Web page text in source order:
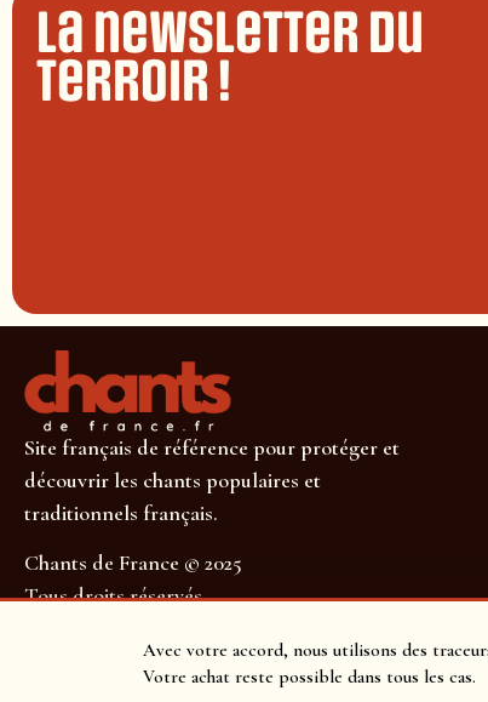
Avec votre accord, nous utilisons des
Votre achat reste possible dans tous les cas.
La newsletter du
terroir !
Site français de référence pour protéger et
découvrir les chants populaires et
traditionnels français.
Chants de France © 2025
Tous droits réservés
SUIVEZ-NOUS POUR NE RIEN MANQUER !